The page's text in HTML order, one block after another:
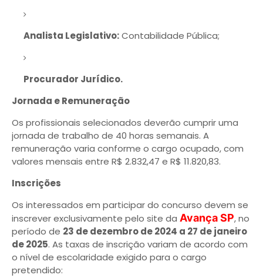
Analista Legislativo:Contabilidade Pública;
Procurador Jurídico.
Jornada e Remuneração
Os profissionais selecionados deverão cumprir uma
jornada de trabalho de 40 horas semanais. A
remuneração varia conforme o cargo ocupado, com
valores mensais entre R$ 2.832,47 e R$ 11.820,83.
Inscrições
Os interessados em participar do concurso devem se
inscrever exclusivamente pelo site da Avança SP, no
período de 23 de dezembro de 2024 a 27 de janeiro
de 2025. As taxas de inscrição variam de acordo com
o nível de escolaridade exigido para o cargo
pretendido: